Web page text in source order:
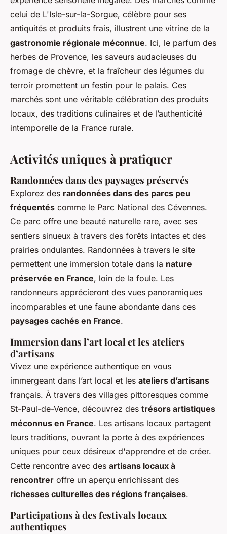
celui de L'Isle-sur-la-Sorgue, célèbre pour ses
antiquités et produits frais, illustrent une vitrine de la
gastronomie régionale méconnue. Ici, le parfum des
herbes de Provence, les saveurs audacieuses du
fromage de chèvre, et la fraîcheur des légumes du
terroir promettent un festin pour le palais. Ces
marchés sont une véritable célébration des produits
locaux, des traditions culinaires et de l’authenticité
intemporelle de la France rurale.
Activités uniques à pratiquer
Randonnées dans des paysages préservés
Explorez des randonnées dans des parcs peu
fréquentés comme le Parc National des Cévennes.
Ce parc offre une beauté naturelle rare, avec ses
sentiers sinueux à travers des forêts intactes et des
prairies ondulantes. Randonnées à travers le site
permettent une immersion totale dans la nature
préservée en France, loin de la foule. Les
randonneurs apprécieront des vues panoramiques
incomparables et une faune abondante dans ces
paysages cachés en France.
Immersion dans l’art local et les ateliers
d’artisans
Vivez une expérience authentique en vous
immergeant dans l’art local et les ateliers d’artisans
français. À travers des villages pittoresques comme
St-Paul-de-Vence, découvrez des trésors artistiques
méconnus en France. Les artisans locaux partagent
leurs traditions, ouvrant la porte à des expériences
uniques pour ceux désireux d'apprendre et de créer.
Cette rencontre avec des artisans locaux à
rencontrer offre un aperçu enrichissant des
richesses culturelles des régions françaises.
Participations à des festivals locaux
authentiques